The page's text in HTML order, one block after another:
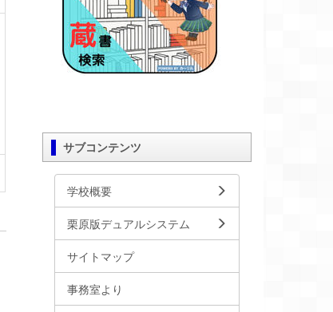
サブコンテンツ
学校概要
栗原版デュアルシステム
サイトマップ
事務室より